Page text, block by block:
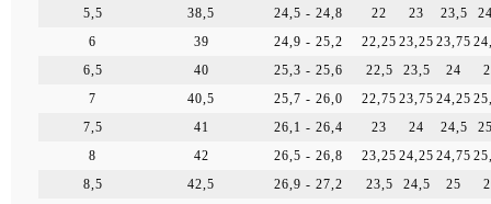
5,5
38,5 24,5 - 24,8 22 23 23,5
6
39 24,9 - 25,2 22,25 23,25 23,75
6,5
40 25,3 - 25,6 22,5 23,5 24
7
40,5 25,7 - 26,0 22,75 23,75 24,25
7,5
41 26,1 - 26,4 23 24 24,5
8
42 26,5 - 26,8 23,25 24,25 24,75
8,5
42,5 26,9 - 27,2 23,5 24,5 25